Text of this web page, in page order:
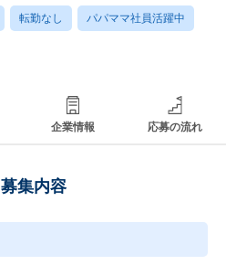
転勤なし パパママ社員活躍中
企業情報 応募の流れ
募集内容